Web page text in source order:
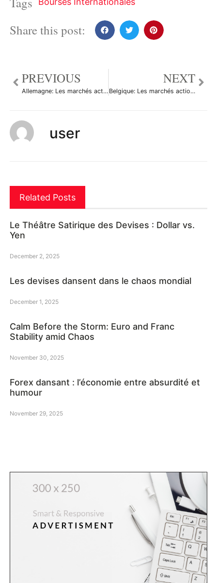
Share this post:
PREVIOUS
Allemagne: Les marchés actions finissent en baisse; l’indice DAX recule de 0,25%
NEXT
Belgique: Les marchés actions finissent en baisse; l’indice BEL 20 recule de 1,03%
user
Related Posts
Le Théâtre Satirique des Devises : Dollar vs.
Yen
December 2, 2025
Les devises dansent dans le chaos mondial
December 1, 2025
Calm Before the Storm: Euro and Franc
Stability amid Chaos
November 30, 2025
Forex dansant : l’économie entre absurdité et
humour
November 29, 2025